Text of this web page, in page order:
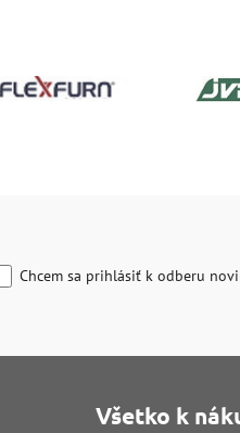
Chcem sa prihlásiť k odberu
Všetko k